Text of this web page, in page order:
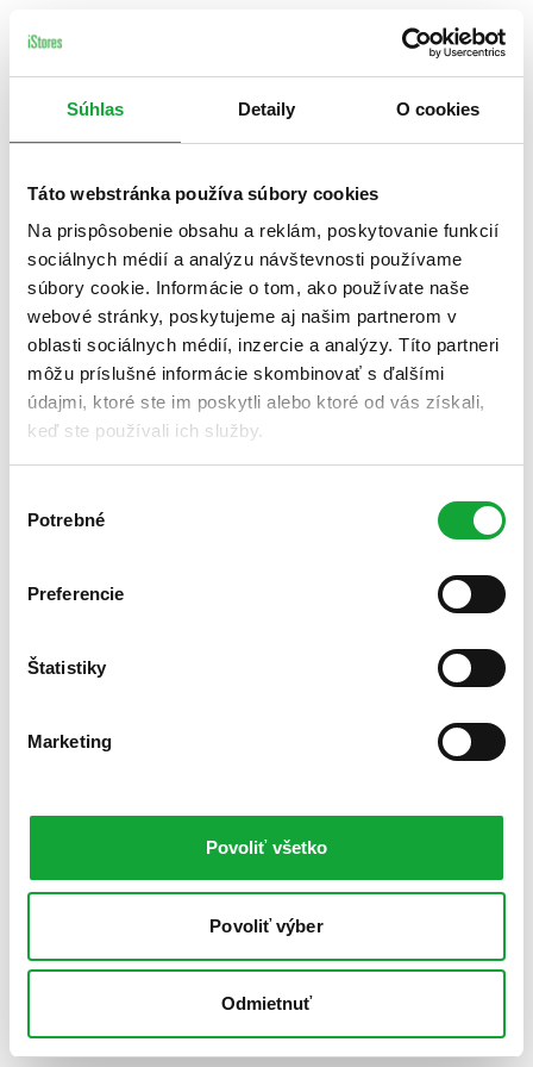
Súhlas Detaily O cookies
Táto webstránka používa súbory cookies
Na prispôsobenie obsahu a reklám, poskytovanie funkcií
sociálnych médií a analýzu návštevnosti používame
súbory cookie. Informácie o tom, ako používate naše
webové stránky, poskytujeme aj našim partnerom v
oblasti sociálnych médií, inzercie a analýzy. Títo partneri
môžu príslušné informácie skombinovať s ďalšími
údajmi, ktoré ste im poskytli alebo ktoré od vás získali,
keď ste používali ich služby.
súhlasu
Potrebné
Preferencie
Štatistiky
Marketing
Povoliť všetko
Povoliť výber
Odmietnuť